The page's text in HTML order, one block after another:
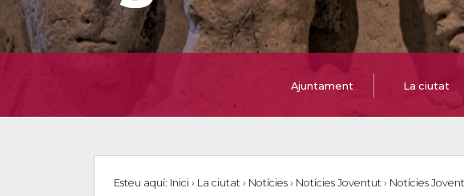
Ajuntament La ciutat
Esteu aquí: Inici › La ciutat › Notícies › Notícies Joventut › Notícies